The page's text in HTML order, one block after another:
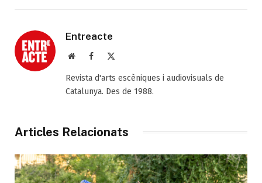
Entreacte
Web Facebook
Revista d'arts escèniques i audiovisuals de
Catalunya. Des de 1988.
Articles Relacionats